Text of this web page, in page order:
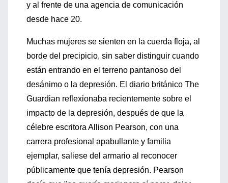
y al frente de una agencia de comunicación
desde hace 20.
Muchas mujeres se sienten en la cuerda floja, al
borde del precipicio, sin saber distinguir cuando
están entrando en el terreno pantanoso del
desánimo o la depresión. El diario británico The
Guardian reflexionaba recientemente sobre el
impacto de la depresión, después de que la
célebre escritora Allison Pearson, con una
carrera profesional apabullante y familia
ejemplar, saliese del armario al reconocer
públicamente que tenía depresión. Pearson